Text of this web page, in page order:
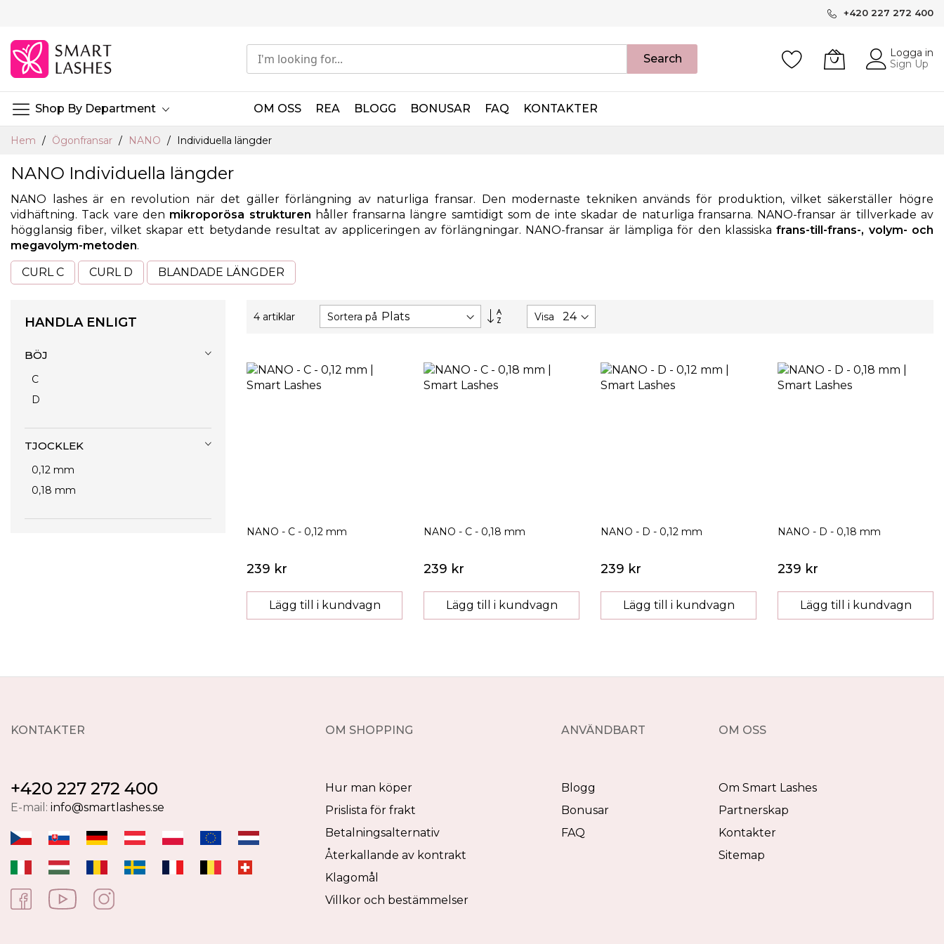
innehållet
+420 227 272 400
Shop By Department
Search
Logga in
Sign Up
OM OSS REA BLOGG BONUSAR FAQ KONTAKTER
Hem Ögonfransar NANO Individuella längder
NANO Individuella längder
NANO lashes är en revolution när det gäller förlängning av naturliga fransar. Den modernaste tekniken används för produktion, vilket säkerställer högre
vidhäftning. Tack vare den mikroporösa strukturen håller fransarna längre samtidigt som de inte skadar de naturliga fransarna. NANO-fransar är tillverkade av
högglansig fiber, vilket skapar ett betydande resultat av appliceringen av förlängningar. NANO-fransar är lämpliga för den klassiskafrans-till-frans-, volym- och
megavolym-metoden.
CURL C
CURL D BLANDADE LÄNGDER
4 artiklar Sortera på
Sätt
fallande
Visa
NANO - C - 0,12 mm
239 kr
Lägg till i kundvagn
NANO - C - 0,18 mm
239 kr
Lägg till i kundvagn
NANO - D - 0,12 mm
239 kr
Lägg till i kundvagn
NANO - D - 0,18 mm
239 kr
Lägg till i kundvagn
HANDLA ENLIGT
BÖJ
C
D
TJOCKLEK
0,12 mm
0,18 mm
KONTAKTER
+420 227 272 400
E-mail: info@smartlashes.se
OM SHOPPING
Hur man köper
Prislista för frakt
Betalningsalternativ
Återkallande av kontrakt
Klagomål
Villkor och bestämmelser
ANVÄNDBART
Blogg
Bonusar
FAQ
OM OSS
Om Smart Lashes
Partnerskap
Kontakter
Sitemap